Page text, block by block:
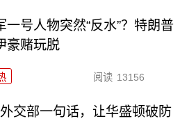
一号人物突然“反水”？特朗普
豪赌玩脱
阅读 13156
交部一句话，让华盛顿破防